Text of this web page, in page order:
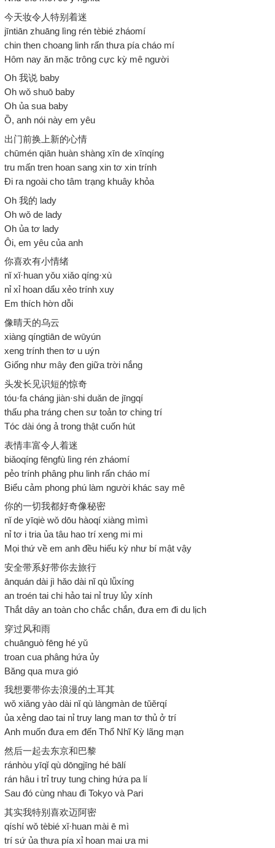
今天妆令人特别着迷
jīntiān zhuāng lìng rén tèbié zháomí
chin then choang linh rấn thưa pía cháo mí
Hôm nay ăn mặc trông cực kỳ mê người
Oh 我说 baby
Oh wǒ shuō baby
Oh ủa sua baby
Ồ, anh nói này em yêu
出门前换上新的心情
chūmén qiān huàn shàng xīn de xīnqíng
tru mấn tren hoan sang xin tơ xin trính
Đi ra ngoài cho tâm trạng khuây khỏa
Oh 我的 lady
Oh wǒ de lady
Oh ủa tơ lady
Ôi, em yêu của anh
你喜欢有小情绪
nǐ xǐ·huan yǒu xiǎo qíng·xù
nỉ xỉ hoan dẩu xẻo trính xuy
Em thích hờn dỗi
像晴天的乌云
xiàng qíngtiān de wūyún
xeng trính then tơ u uýn
Giống như mây đen giữa trời nắng
头发长见识短的惊奇
tóu·fa cháng jiàn·shi duǎn de jīngqí
thấu pha tráng chen sư toản tơ ching trí
Tóc dài óng ả trong thật cuốn hút
表情丰富令人着迷
biǎoqíng fēngfù lìng rén zháomí
pẻo trính phâng phu linh rấn cháo mí
Biểu cảm phong phú làm người khác say mê
你的一切我都好奇像秘密
nǐ de yīqiè wǒ dōu hàoqí xiàng mìmì
nỉ tơ i tria ủa tâu hao trí xeng mi mi
Mọi thứ về em anh đều hiếu kỳ như bí mật vậy
安全带系好带你去旅行
ānquán dài jì hǎo dài nǐ qù lǚxíng
an troén tai chi hảo tai nỉ truy lủy xính
Thắt dây an toàn cho chắc chắn, đưa em đi du lịch
穿过风和雨
chuānguò fēng hé yǔ
troan cua phâng hứa ủy
Băng qua mưa gió
我想要带你去浪漫的土耳其
wǒ xiǎng yào dài nǐ qù làngmàn de tǔěrqí
ủa xẻng dao tai nỉ truy lang man tơ thủ ở trí
Anh muốn đưa em đến Thổ Nhĩ Kỳ lãng mạn
然后一起去东京和巴黎
ránhòu yīqǐ qù dōngjīng hé bālí
rán hâu i trỉ truy tung ching hứa pa lí
Sau đó cùng nhau đi Tokyo và Pari
其实我特别喜欢迈阿密
qíshí wǒ tèbié xǐ·huan mài ē mì
trí sứ ủa thưa pía xỉ hoan mai ưa mi